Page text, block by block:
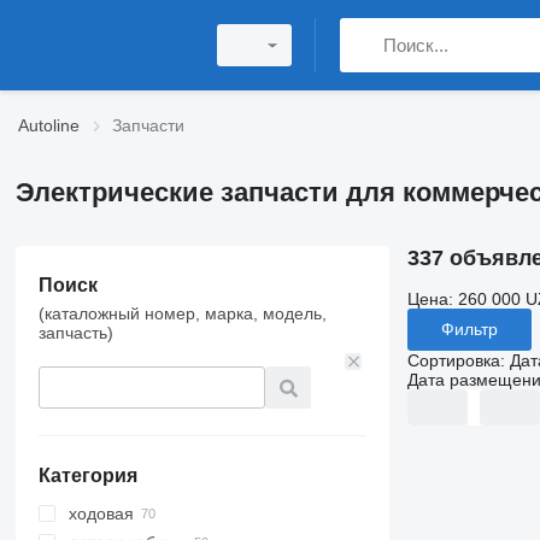
Autoline Запчасти
Электрические запчасти для
Поиск
(каталожный номер, марка, модель,
запчасть)
Категория
ходовая
337
Цена: 260 000
Фильтр
Сортировка:
Дата